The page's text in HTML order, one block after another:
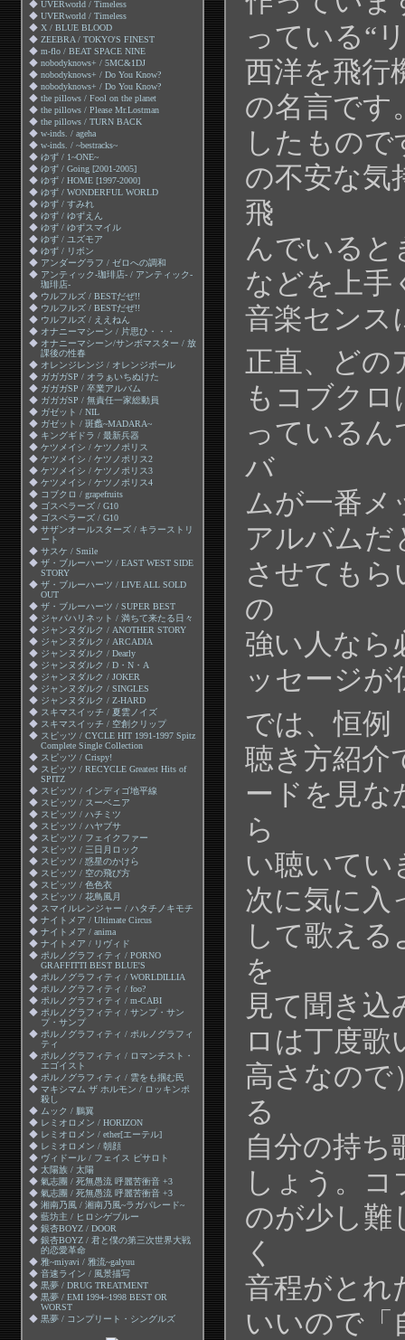
◆ UVERworld / Timeless
◆ UVERworld / Timeless
◆ X / BLUE BLOOD
◆ ZEEBRA / TOKYO'S FINEST
◆ m-flo / BEAT SPACE NINE
◆ nobodyknows+ / 5MC&1DJ
◆ nobodyknows+ / Do You Know?
◆ nobodyknows+ / Do You Know?
◆ the pillows / Fool on the planet
◆ the pillows / Please Mr.Lostman
◆ the pillows / TURN BACK
◆ w-inds. / ageha
◆ w-inds. / ~bestracks~
◆ ゆず / 1~ONE~
◆ ゆず / Going [2001-2005]
◆ ゆず / HOME [1997-2000]
◆ ゆず / WONDERFUL WORLD
◆ ゆず / すみれ
◆ ゆず / ゆずえん
◆ ゆず / ゆずスマイル
◆ ゆず / ユズモア
◆ ゆず / リボン
◆ アンダーグラフ / ゼロへの調和
◆ アンティック-珈琲店- / アンティック-
珈琲店-
◆ ウルフルズ / BESTだぜ!!
◆ ウルフルズ / BESTだぜ!!
◆ ウルフルズ / ええねん
◆ オナニーマシーン / 片思ひ・・・
◆ オナニーマシーン/サンボマスター / 放
課後の性春
◆ オレンジレンジ / オレンジボール
◆ ガガガSP / オラぁいちぬけた
◆ ガガガSP / 卒業アルバム
◆ ガガガSP / 無責任一家総動員
◆ ガゼット / NIL
◆ ガゼット / 斑蠡~MADARA~
◆ キングギドラ / 最新兵器
◆ ケツメイシ / ケツノポリス
◆ ケツメイシ / ケツノポリス2
◆ ケツメイシ / ケツノポリス3
◆ ケツメイシ / ケツノポリス4
◆ コブクロ / grapefruits
◆ ゴスペラーズ / G10
◆ ゴスペラーズ / G10
◆ サザンオールスターズ / キラーストリ
ート
◆ サスケ / Smile
◆ ザ・ブルーハーツ / EAST WEST SIDE
STORY
◆ ザ・ブルーハーツ / LIVE ALL SOLD
OUT
◆ ザ・ブルーハーツ / SUPER BEST
◆ ジャパハリネット / 満ちて来たる日々
◆ ジャンヌダルク / ANOTHER STORY
◆ ジャンヌダルク / ARCADIA
◆ ジャンヌダルク / Dearly
◆ ジャンヌダルク / D・N・A
◆ ジャンヌダルク / JOKER
◆ ジャンヌダルク / SINGLES
◆ ジャンヌダルク / Z-HARD
◆ スキマスイッチ / 夏雲ノイズ
◆ スキマスイッチ / 空創クリップ
◆ スピッツ / CYCLE HIT 1991-1997 Spitz
Complete Single Collection
◆ スピッツ / Crispy!
◆ スピッツ / RECYCLE Greatest Hits of
SPITZ
◆ スピッツ / インディゴ地平線
◆ スピッツ / スーベニア
◆ スピッツ / ハチミツ
◆ スピッツ / ハヤブサ
◆ スピッツ / フェイクファー
◆ スピッツ / 三日月ロック
◆ スピッツ / 惑星のかけら
◆ スピッツ / 空の飛び方
◆ スピッツ / 色色衣
◆ スピッツ / 花鳥風月
◆ スマイルレンジャー / ハタチノキモチ
◆ ナイトメア / Ultimate Circus
◆ ナイトメア / anima
◆ ナイトメア / リヴィド
◆ ポルノグラフィティ / PORNO
GRAFFITTI BEST BLUE'S
◆ ポルノグラフィティ / WORLDILLIA
◆ ポルノグラフィティ / foo?
◆ ポルノグラフィティ / m-CABI
◆ ポルノグラフィティ / サンプ・サン
プ・サンプ
◆ ポルノグラフィティ / ポルノグラフィ
ティ
◆ ポルノグラフィティ / ロマンチスト・
エゴイスト
◆ ポルノグラフィティ / 雲をも掴む民
◆ マキシマム ザ ホルモン / ロッキンポ
殺し
◆ ムック / 鵬翼
◆ レミオロメン / HORIZON
◆ レミオロメン / ether[エーテル]
◆ レミオロメン / 朝顔
◆ ヴィドール / フェイス ピサロト
◆ 太陽族 / 太陽
◆ 氣志團 / 死無愚流 呼麗苦衝音 +3
◆ 氣志團 / 死無愚流 呼麗苦衝音 +3
◆ 湘南乃風 / 湘南乃風~ラガパレード~
◆ 藍坊主 / ヒロシゲブルー
◆ 銀杏BOYZ / DOOR
◆ 銀杏BOYZ / 君と僕の第三次世界大戦
的恋愛革命
◆ 雅~miyavi / 雅流~galyuu
◆ 音速ライン / 風景描写
◆ 黒夢 / DRUG TREATMENT
◆ 黒夢 / EMI 1994~1998 BEST OR
WORST
◆ 黒夢 / コンプリート・シングルズ
っている“
西洋を飛行
の名言です
したもの
の不安な気
飛
んでいると
などを上手
音楽センス
正直、どの
もコブク
っている
バ
ムが一番メ
アルバムだ
させてもら
の
強い人なら
ッセージ
では、恒例
聴き方紹介
ードを見な
ら
い聴いてい
次に気に入
して歌え
を
見て聞き込
ロは丁度
高さなので
る
自分の持ち
しょう。
のが少し難
く
音程がとれ
いいので「